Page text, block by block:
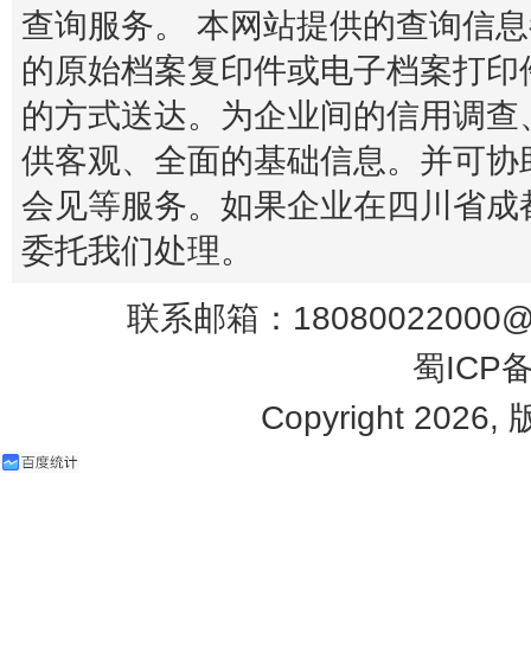
查询服务。 本网站提供的查询信
的原始档案复印件或电子档案打
的方式送达。为企业间的信用调
供客观、全面的基础信息。并可
会见等服务。如果企业在四川省
委托我们处理。
联系邮箱：
蜀ICP
Copyright 2026,